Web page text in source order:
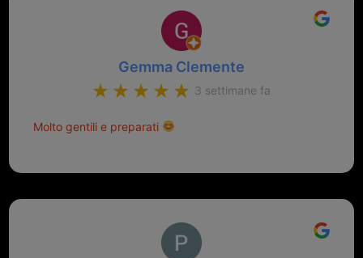
Gemma Clemente
3 settimane fa
Molto gentili e preparati